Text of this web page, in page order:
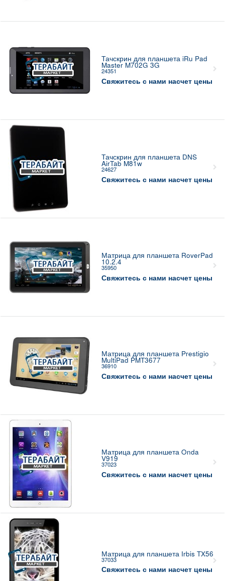
Тачскрин для планшета iRu Pad
Master M702G 3G
24351
Свяжитесь с нами насчет цены
Тачскрин для планшета DNS
AirTab M81w
24627
Свяжитесь с нами насчет цены
Матрица для планшета RoverPad
10.2.4
35950
Свяжитесь с нами насчет цены
Матрица для планшета Prestigio
MultiPad PMT3677
36910
Свяжитесь с нами насчет цены
Матрица для планшета Onda
V919
37023
Свяжитесь с нами насчет цены
Матрица для планшета Irbis TX56
37033
Свяжитесь с нами насчет цены